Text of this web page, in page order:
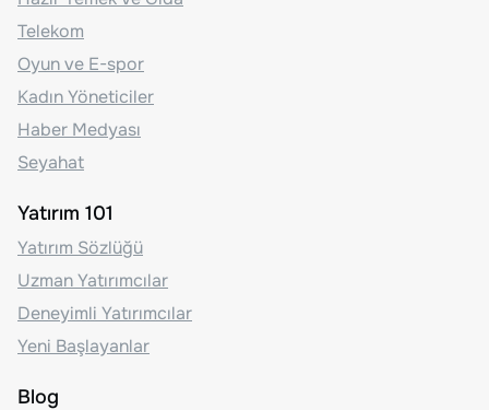
Telekom
Oyun ve E-spor
Kadın Yöneticiler
Haber Medyası
Seyahat
Yatırım 101
Yatırım Sözlüğü
Uzman Yatırımcılar
Deneyimli Yatırımcılar
Yeni Başlayanlar
Blog